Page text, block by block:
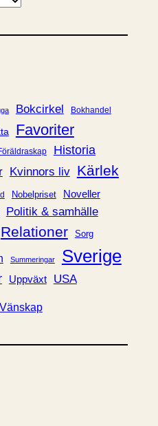
Bokcirkel Bokhandel
Favoriter
Historia
Kvinnors liv Kärlek
Nobelpriset Noveller
Politik & samhälle
Relationer Sorg
Summeringar Sverige
Uppväxt USA
Vänskap